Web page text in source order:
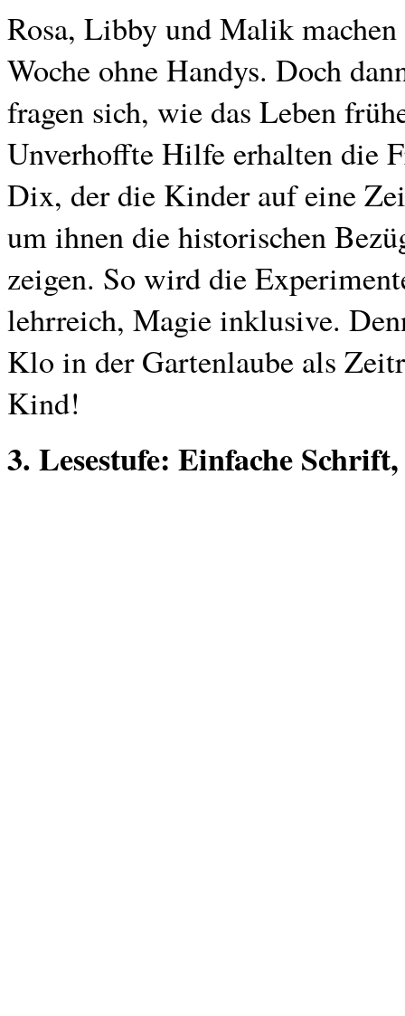
Rosa, Libby und Malik
Woche ohne Handys. Doch
fragen sich, wie das Leben
Unverhoffte Hilfe erhalten die
Dix, der die Kinder auf eine
um ihnen die historischen
zeigen. So wird die
lehrreich, Magie inklusive.
Klo in der Gartenlaube als
Kind!
3. Lesestufe: Einfache